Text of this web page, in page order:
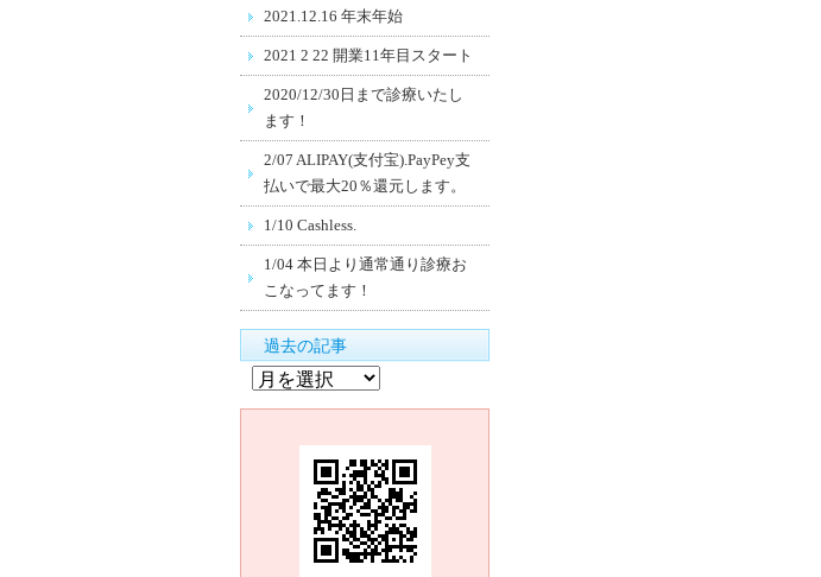
2021.12.16 年末年始
2021 2 22 開業11年目スタート
2020/12/30日まで診療いたし
ます！
2/07 ALIPAY(支付宝).PayPey支
払いで最大20％還元します。
1/10 Cashless.
1/04 本日より通常通り診療お
こなってます！
過去の記事
去